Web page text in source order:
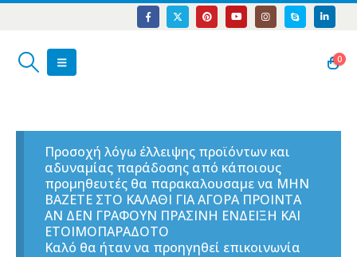
0
Προσοχή λόγω έλλειψης προϊόντων και
αδυναμίας παράδοσης από κάποιους
προμηθευτές θα παρακαλουσαμε να ΜΗΝ
ΒΑΖΕΤΕ ΣΤΟ ΚΑΛΑΘΙ ΓΙΑ ΑΓΟΡΑ ΠΡΟΙΝΤΑ
ΑΝ ΔΕΝ ΓΡΑΦΟΥΝ ΠΡΑΣΙΝΗ ΕΝΔΕΙΞΗ ΚΑΙ
ΕΤΟΙΜΟΠΑΡΑΔΟΤΟ
Καλό θα ήταν να προηγηθεί επικοινωνία